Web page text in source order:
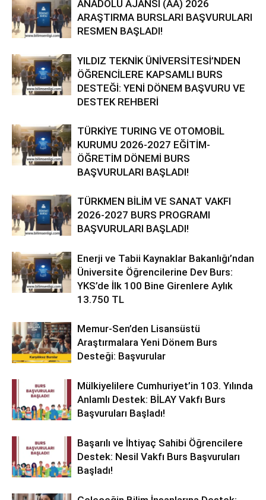
ANADOLU AJANSI (AA) 2026
ARAŞTIRMA BURSLARI BAŞVURULARI
RESMEN BAŞLADI!
YILDIZ TEKNİK ÜNİVERSİTESİ’NDEN
ÖĞRENCİLERE KAPSAMLI BURS
DESTEĞİ: YENİ DÖNEM BAŞVURU VE
DESTEK REHBERİ
TÜRKİYE TURING VE OTOMOBİL
KURUMU 2026-2027 EĞİTİM-
ÖĞRETİM DÖNEMİ BURS
BAŞVURULARI BAŞLADI!
TÜRKMEN BİLİM VE SANAT VAKFI
2026-2027 BURS PROGRAMI
BAŞVURULARI BAŞLADI!
Enerji ve Tabii Kaynaklar Bakanlığı’ndan
Üniversite Öğrencilerine Dev Burs:
YKS’de İlk 100 Bine Girenlere Aylık
13.750 TL
Memur-Sen’den Lisansüstü
Araştırmalara Yeni Dönem Burs
Desteği: Başvurular
Mülkiyelilere Cumhuriyet’in 103. Yılında
Anlamlı Destek: BİLAY Vakfı Burs
Başvuruları Başladı!
Başarılı ve İhtiyaç Sahibi Öğrencilere
Destek: Nesil Vakfı Burs Başvuruları
Başladı!